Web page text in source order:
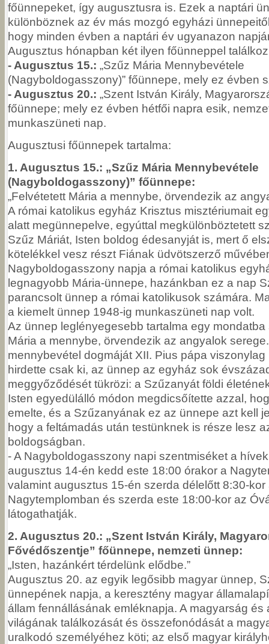
főünnepeket, így augusztusra is. Ezek a naptári
különböznek az év más mozgó egyházi
hogy minden évben a naptári év ugyanazon
Augusztus hónapban két ilyen főünneppel
- Augusztus 15.: „Szűz Mária Mennybevétele
(Nagyboldogasszony)” főünnepe, mely ez évben
- Augusztus 20.: „Szent István Király,
főünnepe; mely ez évben hétfői napra esik,
munkaszüneti nap.
Augusztusi főünnepek tartalma:
1. Augusztus 15.: „Szűz Mária Mennybevétele
(Nagyboldogasszony)” főünnepe:
„Felvétetett Mária a mennybe, örvendezik az
A római katolikus egyház Krisztus misztériumait
alatt megünnepelve, egyúttal megkülönböztetett
Szűz Máriát, Isten boldog édesanyját is, mert ő
kötelékkel vesz részt Fiának üdvötszerző
Nagyboldogasszony napja a római katolikus
legnagyobb Mária-ünnepe, hazánkban ez a nap
parancsolt ünnep a római katolikusok számára.
a kiemelt ünnep 1948-ig munkaszüneti nap volt.
Az ünnep leglényegesebb tartalma egy mondatba
Mária a mennybe, örvendezik az angyalok
mennybevétel dogmáját XII. Pius pápa
hirdette csak ki, az ünnep az egyház sok
meggyőződését tükrözi: a Szűzanyát földi
Isten egyedülálló módon megdicsőítette azzal,
emelte, és a Szűzanyának ez az ünnepe azt kell
hogy a feltámadás után testünknek is része lesz
boldogságban.
- A Nagyboldogasszony napi szentmiséket a
augusztus 14-én kedd este 18:00 órakor a
valamint augusztus 15-én szerda délelőtt 8:30-kor
Nagytemplomban és szerda este 18:00-kor az
látogathatják.
2. Augusztus 20.: „Szent István Király,
Fővédőszentje” főünnepe, nemzeti ünnep:
„Isten, hazánkért térdelünk elődbe.”
Augusztus 20. az egyik legősibb magyar ünnep,
ünnepének napja, a keresztény magyar
állam fennállásának emléknapja. A magyarság és
világának találkozását és összefonódását a
uralkodó személyéhez köti; az első magyar